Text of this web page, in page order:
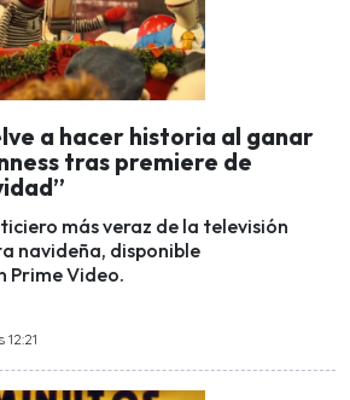
a hacer historia al ganar
tras premiere de
más veraz de la televisión
navideña, disponible
Prime Video.